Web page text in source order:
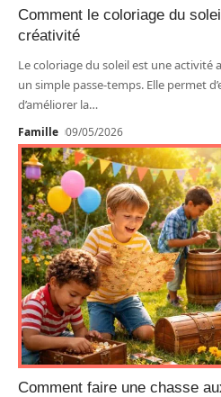
Comment le coloriage du
créativité
Le coloriage du soleil est une activité
un simple passe-temps. Elle permet
d’améliorer la…
Famille 09/05/2026
Comment faire une chasse